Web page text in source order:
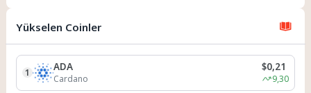
Yükselen Coinler
1 ADA
Cardano
$0,21
9,30